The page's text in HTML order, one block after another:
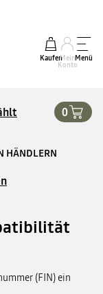
KaufenMein
Konto
Menü
0
HÄNDLERN
(FIN) ein